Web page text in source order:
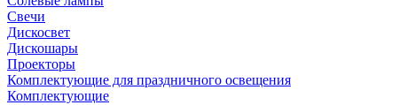
Свечи
Дискосвет
Дискошары
Проекторы
Комплектующие для праздничного освещения
Комплектующие